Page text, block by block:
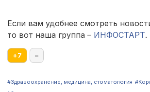
Если вам удобнее смотреть
то вот наша группа – ИНФОСТАРТ.
+7 –
#Здравоохранение, медицина, стоматология